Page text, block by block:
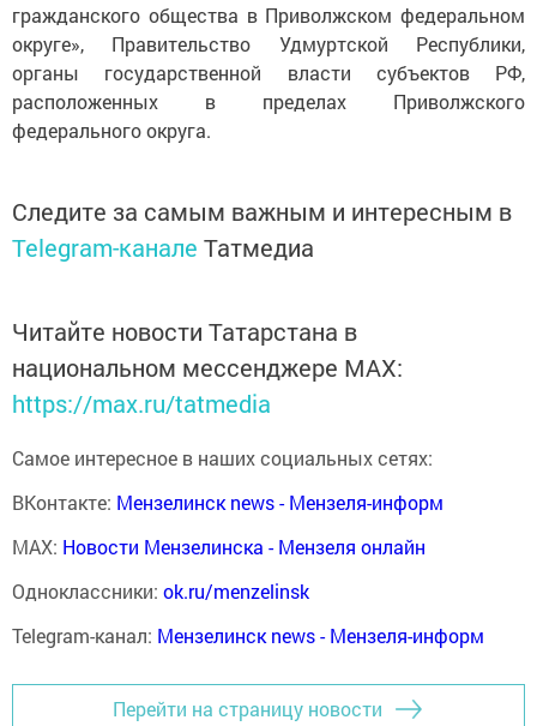
гражданского общества в Приволжском федеральном
округе», Правительство Удмуртской Республики,
органы государственной власти субъектов РФ,
расположенных в пределах Приволжского
федерального округа.
Следите за самым важным и интересным в
Telegram-канале Татмедиа
Читайте новости Татарстана в
национальном мессенджере MАХ:
https://max.ru/tatmedia
Самое интересное в наших социальных сетях:
ВКонтакте: Мензелинск news - Мензеля-информ
MAX: Новости Мензелинска - Мензеля онлайн
Одноклассники: ok.ru/menzelinsk
Telegram-канал: Мензелинск news - Мензеля-информ
Перейти на страницу новости